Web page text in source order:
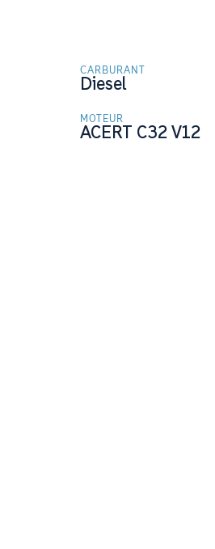
CARBURANT
Diesel
MOTEUR
ACERT C32 V12